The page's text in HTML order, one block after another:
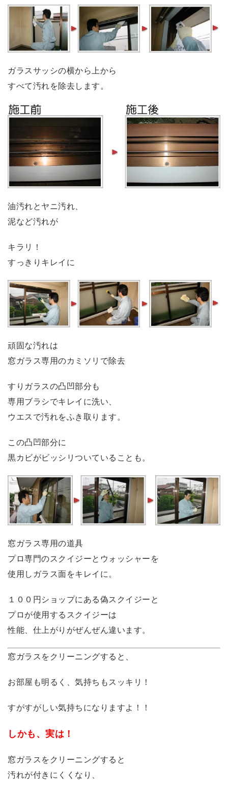
ガラスサッシの横から上から
すべて汚れを除去します。
油汚れとヤニ汚れ、
泥など汚れが
キラリ！
すっきりキレイに
頑固な汚れは
窓ガラス専用のカミソリで除去
すりガラスの凸凹部分も
専用ブラシでキレイに洗い、
ウエスで汚れをふき取ります。
この凸凹部分に
黒カビがビッシリついていることも。
窓ガラス専用の道具
プロ専門のスクイジーとウォッシャーを
使用しガラス面をキレイに。
１００円ショップにある偽スクイジーと
プロが使用するスクイジーは
性能、仕上がりがぜんぜん違います。
窓ガラスをクリーニングすると、
お部屋も明るく、気持ちもスッキリ！
すがすがしい気持ちになりますよ！！
しかも、実は！
窓ガラスをクリーニングすると
汚れが付きにくくなり、